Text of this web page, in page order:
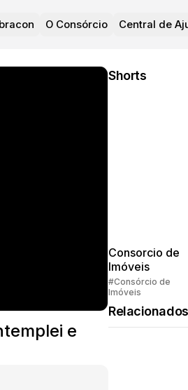
O Consórcio Central de
e
Shorts
Consorcio de
Imóveis
#Consórcio de
Imóveis
Relacionados